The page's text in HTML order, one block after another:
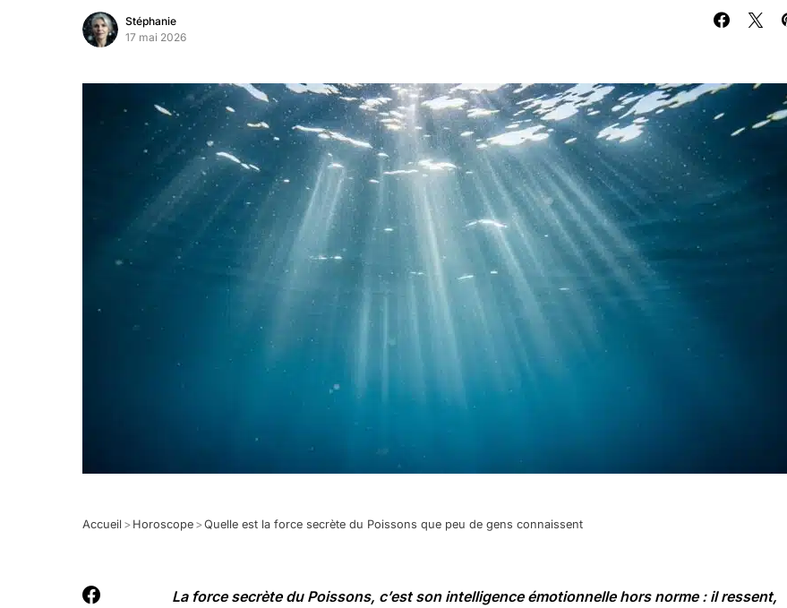
Stéphanie
17 mai 2026
Accueil > Horoscope >Quelle est la force secrète du Poissons que peu de gens connaissent
La force secrète du Poissons, c’est son intelligence émotionnelle hors norme : il ressent,